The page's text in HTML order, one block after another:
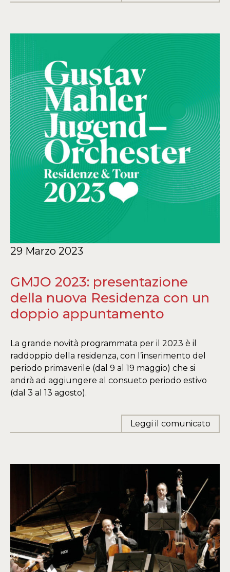
29 Marzo 2023
GMJO 2023: presentazione
della nuova Residenza con un
doppio appuntamento
La grande novità programmata per il 2023 è il
raddoppio della residenza, con l’inserimento del
periodo primaverile (dal 9 al 19 maggio) che si
andrà ad aggiungere al consueto periodo estivo
(dal 3 al 13 agosto).
Leggi il comunicato